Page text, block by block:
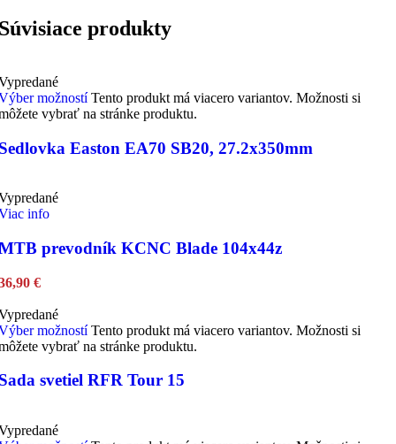
produkty
možností Tento produkt má viacero variantov. Možnosti si
vybrať na stránke produktu.
Easton EA70 SB20, 27.2x350mm
info
prevodník KCNC Blade 104x44z
€
možností Tento produkt má viacero variantov. Možnosti si
vybrať na stránke produktu.
svetiel RFR Tour 15